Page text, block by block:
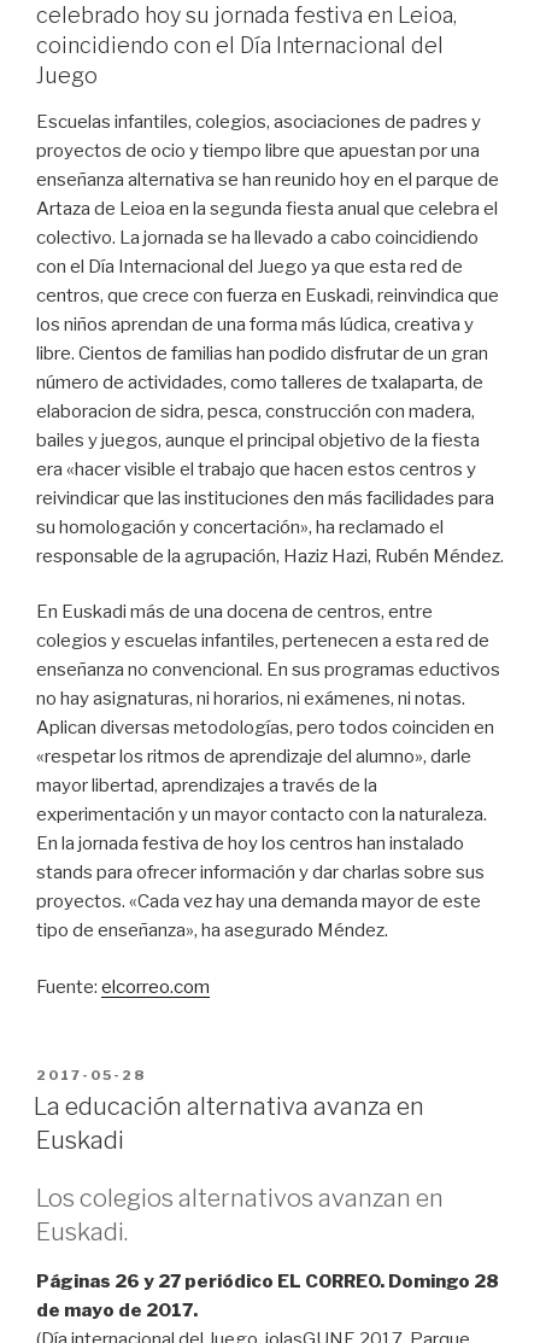
celebrado hoy su jornada festiva en Leioa,
coincidiendo con el Día Internacional del
Juego
Escuelas infantiles, colegios, asociaciones de padres y
proyectos de ocio y tiempo libre que apuestan por una
enseñanza alternativa se han reunido hoy en el parque de
Artaza de Leioa en la segunda fiesta anual que celebra el
colectivo. La jornada se ha llevado a cabo coincidiendo
con el Día Internacional del Juego ya que esta red de
centros, que crece con fuerza en Euskadi, reinvindica que
los niños aprendan de una forma más lúdica, creativa y
libre. Cientos de familias han podido disfrutar de un gran
número de actividades, como talleres de txalaparta, de
elaboracion de sidra, pesca, construcción con madera,
bailes y juegos, aunque el principal objetivo de la fiesta
era «hacer visible el trabajo que hacen estos centros y
reivindicar que las instituciones den más facilidades para
su homologación y concertación», ha reclamado el
responsable de la agrupación, Haziz Hazi, Rubén Méndez.
En Euskadi más de una docena de centros, entre
colegios y escuelas infantiles, pertenecen a esta red de
enseñanza no convencional. En sus programas eductivos
no hay asignaturas, ni horarios, ni exámenes, ni notas.
Aplican diversas metodologías, pero todos coinciden en
«respetar los ritmos de aprendizaje del alumno», darle
mayor libertad, aprendizajes a través de la
experimentación y un mayor contacto con la naturaleza.
En la jornada festiva de hoy los centros han instalado
stands para ofrecer información y dar charlas sobre sus
proyectos. «Cada vez hay una demanda mayor de este
tipo de enseñanza», ha asegurado Méndez.
Fuente: elcorreo.com
PUBLICADO
EN
2017-05-28
La educación alternativa avanza en
Euskadi
Los colegios alternativos avanzan en
Euskadi.
Páginas 26 y 27 periódico EL CORREO. Domingo 28
de mayo de 2017.